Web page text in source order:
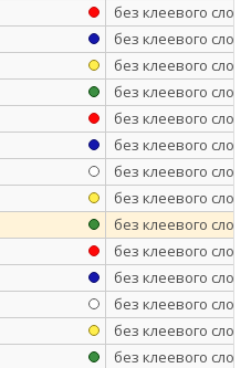
без клеевого слоя
без клеевого слоя
без клеевого слоя
без клеевого слоя
без клеевого слоя
без клеевого слоя
без клеевого слоя
без клеевого слоя
без клеевого слоя
без клеевого слоя
без клеевого слоя
без клеевого слоя
без клеевого слоя
без клеевого слоя